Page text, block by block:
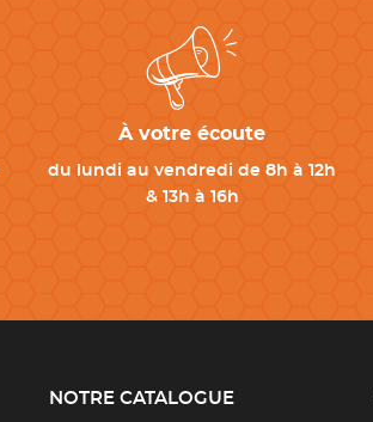
À votre écoute
du lundi au vendredi de 8h à 12h
& 13h à 16h
NOTRE CATALOGUE